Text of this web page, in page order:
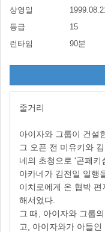
상영일
등급
15
런타임
90분
줄거리
아이자와 그룹이 건설
그 오픈 전 미유키와
네의 초청으로 '곤페키
아카네가 김전일 일행
이치로에게 온 협박
해서였다.
그 때, 아이자와 그룹
고, 아이자와가 아들